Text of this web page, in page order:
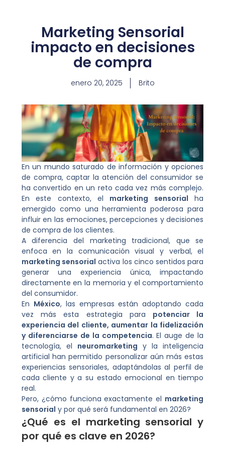
Marketing Sensorial
impacto en decisiones
de compra
enero 20, 2025 Brito
En un mundo saturado de información y opciones
de compra, captar la atención del consumidor se
ha convertido en un reto cada vez más complejo.
En este contexto, el marketing sensorial ha
emergido como una herramienta poderosa para
influir en las emociones, percepciones y decisiones
de compra de los clientes.
A diferencia del marketing tradicional, que se
enfoca en la comunicación visual y verbal, el
marketing sensorial activa los cinco sentidos para
generar una experiencia única, impactando
directamente en la memoria y el comportamiento
del consumidor.
En México, las empresas están adoptando cada
vez más esta estrategia para potenciar la
experiencia del cliente, aumentar la fidelización
y diferenciarse de la competencia. El auge de la
tecnología, el neuromarketing y la inteligencia
artificial han permitido personalizar aún más estas
experiencias sensoriales, adaptándolas al perfil de
cada cliente y a su estado emocional en tiempo
real.
Pero, ¿cómo funciona exactamente el marketing
sensorial y por qué será fundamental en 2026?
¿Qué es el marketing sensorial y
por qué es clave en 2026?